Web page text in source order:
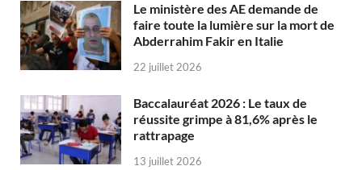
Le ministère des AE demande de
faire toute la lumière sur la mort de
Abderrahim Fakir en Italie
22 juillet 2026
Baccalauréat 2026 : Le taux de
réussite grimpe à 81,6% après le
rattrapage
13 juillet 2026